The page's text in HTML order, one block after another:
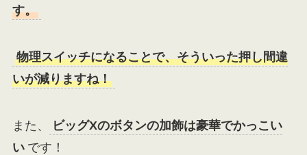
す。
物理スイッチになることで、そういった押し間違
いが減りますね！
また、
ビッグXのボタンの加飾は豪華でかっこい
い です！